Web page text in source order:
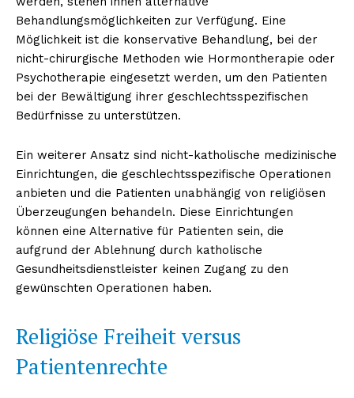
Behandlungsmöglichkeiten zur Verfügung. Eine
Möglichkeit ist die konservative Behandlung, bei der
nicht-chirurgische Methoden wie Hormontherapie oder
Psychotherapie eingesetzt werden, um den Patienten
bei der Bewältigung ihrer geschlechtsspezifischen
Bedürfnisse zu unterstützen.
Ein weiterer Ansatz sind nicht-katholische medizinische
Einrichtungen, die geschlechtsspezifische Operationen
anbieten und die Patienten unabhängig von religiösen
Überzeugungen behandeln. Diese Einrichtungen
können eine Alternative für Patienten sein, die
aufgrund der Ablehnung durch katholische
Gesundheitsdienstleister keinen Zugang zu den
gewünschten Operationen haben.
Religiöse Freiheit versus
Patientenrechte